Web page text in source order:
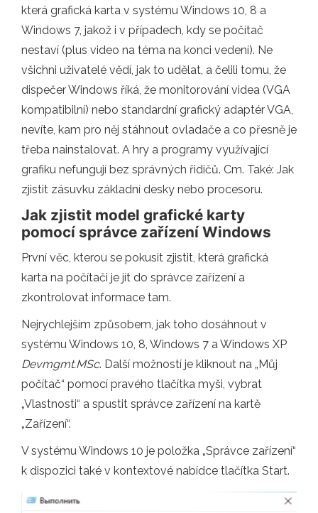
která grafická karta v systému Windows 10, 8 a
Windows 7, jakož i v případech, kdy se počítač
nestaví (plus video na téma na konci vedení). Ne
všichni uživatelé vědí, jak to udělat, a čelili tomu, že
dispečer Windows říká, že monitorování videa (VGA
kompatibilní) nebo standardní grafický adaptér VGA,
nevíte, kam pro něj stáhnout ovladače a co přesně je
třeba nainstalovat. A hry a programy využívající
grafiku nefungují bez správných řidičů. Cm. Také: Jak
zjistit zásuvku základní desky nebo procesoru.
Jak zjistit model grafické karty
pomocí správce zařízení Windows
První věc, kterou se pokusit zjistit, která grafická
karta na počítači je jít do správce zařízení a
zkontrolovat informace tam.
Nejrychlejším způsobem, jak toho dosáhnout v
systému Windows 10, 8, Windows 7 a Windows XP
Devmgmt.MSc. Další možností je kliknout na „Můj
počítač“ pomocí pravého tlačítka myši, vybrat
„Vlastnosti“ a spustit správce zařízení na kartě
„Zařízení“.
V systému Windows 10 je položka „Správce zařízení“
k dispozici také v kontextové nabídce tlačítka Start.